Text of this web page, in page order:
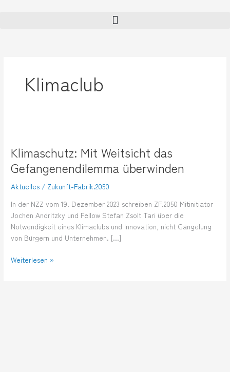
Klimaclub
Klimaschutz: Mit Weitsicht das
Gefangenendilemma überwinden
Aktuelles / Zukunft-Fabrik.2050
In der NZZ vom 19. Dezember 2023 schreiben ZF.2050 Mitinitiator
Jochen Andritzky und Fellow Stefan Zsolt Tari über die
Notwendigkeit eines Klimaclubs und Innovation, nicht Gängelung
von Bürgern und Unternehmen. […]
Weitsicht
das
Gefangenendilemma
überwinden
Weiterlesen »